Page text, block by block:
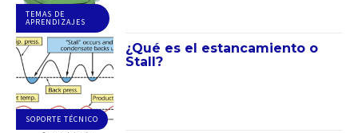
TEMAS DE
APRENDIZAJES
SOPORTE TÉCNICO
¿Qué es el estancamiento o
Stall?